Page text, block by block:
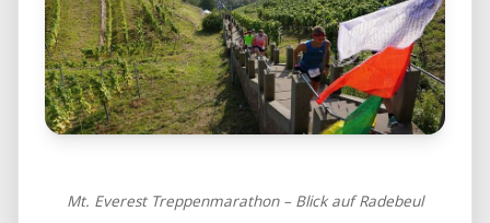
Mt. Everest Treppenmarathon – Blick auf Radebeul